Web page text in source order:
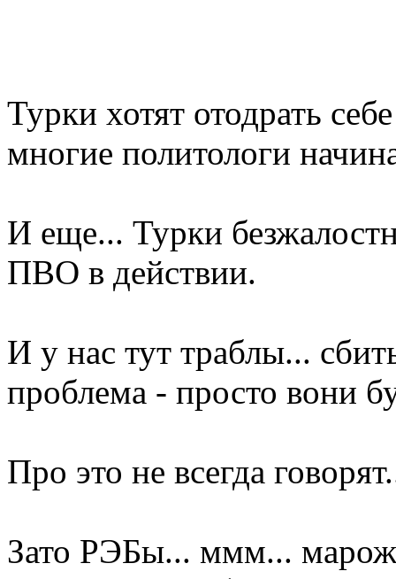
Турки хотят отодрать
многие политологи
И еще... Турки
ПВО в действии.
И у нас тут траблы...
проблема - просто вони
Про это не всегда
Зато РЭБы... ммм...